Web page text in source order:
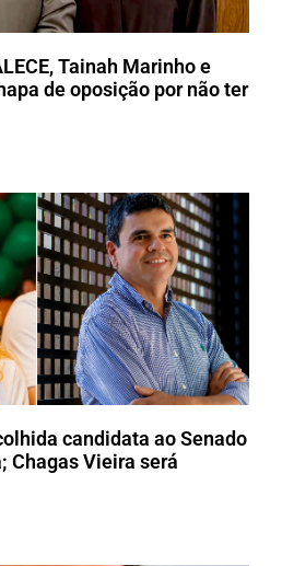
Tainah Marinho e
de oposição por não ter
candidata ao Senado
Chagas Vieira será